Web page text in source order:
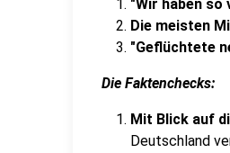
"Wir haben so
Die meisten
"Geflüchtete
Die Faktenchecks:
Mit Blick auf
Deutschland